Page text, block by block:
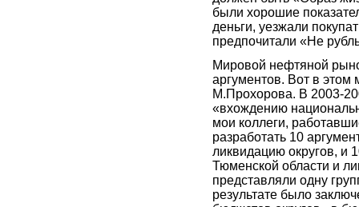
были хорошие
деньги, уезжали
предпочитали «Не
Мировой нефтяной
аргументов. Вот в
М.Прохорова. В 2003-
«вхождению
мои коллеги,
разработать 10
ликвидацию округов, и
Тюменской области и
представляли одну
результате было